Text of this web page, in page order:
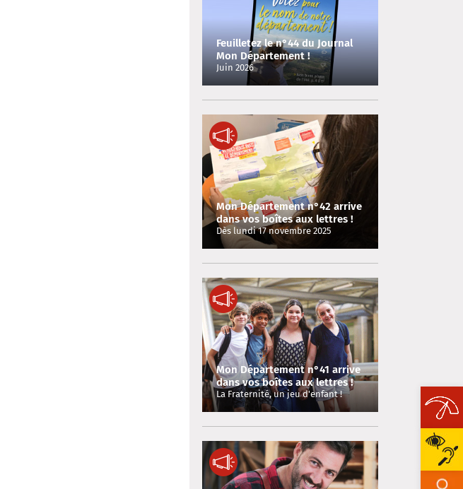
Feuilletez le n°44 du Journal
Mon Département !
Juin 2026
Mon Département n°42 arrive
dans vos boîtes aux lettres !
Dès lundi 17 novembre 2025
Mon Département n°41 arrive
dans vos boîtes aux lettres !
La Fraternité, un jeu d'enfant !